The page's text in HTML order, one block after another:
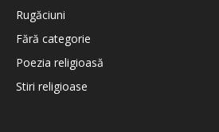
Rugăciuni
Fără categorie
Poezia religioasă
Stiri religioase